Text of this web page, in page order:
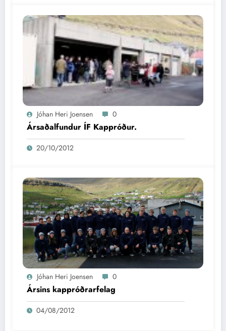
Jóhan Heri Joensen 0
Ársaðalfundur ÍF Kappróður.
20/10/2012
Jóhan Heri Joensen 0
Ársins kappróðrarfelag
04/08/2012